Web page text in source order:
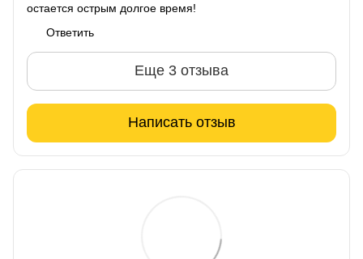
остается острым долгое время!
Ответить
Еще 3 отзыва
Написать отзыв